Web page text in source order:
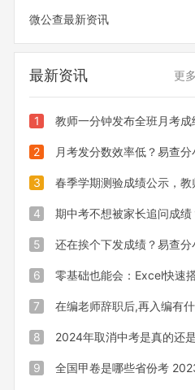
微公查最新资讯
最新资讯 更
1 教师一分钟发布全班月考成
的实用小程序，让发分更省心
2 月考发分数效率低？易查分
程序1分钟完成成绩下下发任务
3 春季学期测验成绩公示，教
专属发查分系统安全保密
4 期中考不想被家长追问成绩
试试这个私密发成绩的小程序
5 还在挨个下发成绩？易查分
程序只要1分钟，搞定全校成绩发
布！
6 零基础也能会：Excel快速
班级成绩查询
7 在编老师辞职后,再入编有
影响？
8 2024年取消中考是真的还
的
9 全国甲卷是哪些省份考